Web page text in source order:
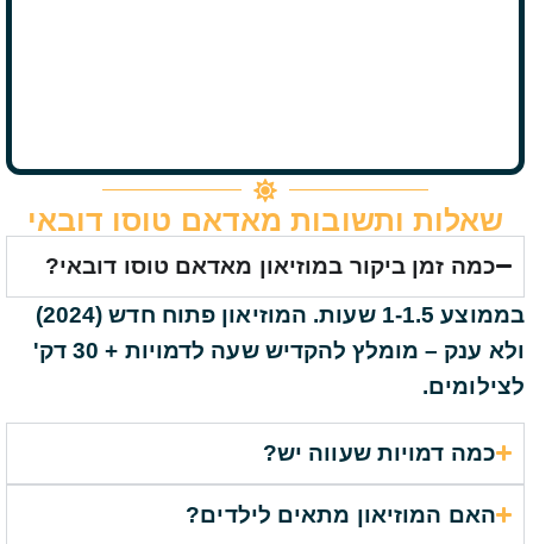
שאלות ותשובות מאדאם טוסו דובאי
כמה זמן ביקור במוזיאון מאדאם טוסו דובאי?
בממוצע 1-1.5 שעות. המוזיאון פתוח חדש (2024)
ולא ענק – מומלץ להקדיש שעה לדמויות + 30 דק'
לצילומים.
כמה דמויות שעווה יש?
האם המוזיאון מתאים לילדים?